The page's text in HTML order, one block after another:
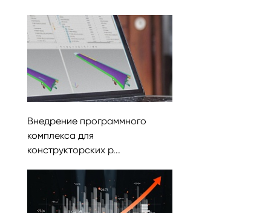
Внедрение программного
комплекса для
конструкторских р...